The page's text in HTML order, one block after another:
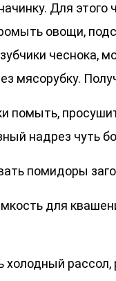
Для
овощи,
чеснока,
мясорубку.
помыть,
надрез чуть
помидоры
для
холодный рассол,